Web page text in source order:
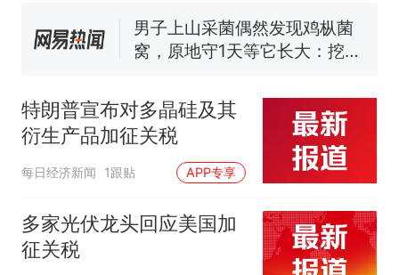
140多朵
美国渔民钓获鲨鱼徒手将其拽
回大海 目击者直呼震惊 （视频
官方通报
热
那个在床头放菜刀的女孩，
因老师一句“跟我回家”改写了
人生
特朗普宣布对多晶硅及其
衍生产品加征关税
每日经济新闻 1跟贴 APP专享
多家光伏龙头回应美国加
征关税